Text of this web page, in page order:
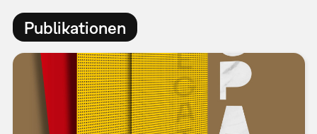
Publikationen